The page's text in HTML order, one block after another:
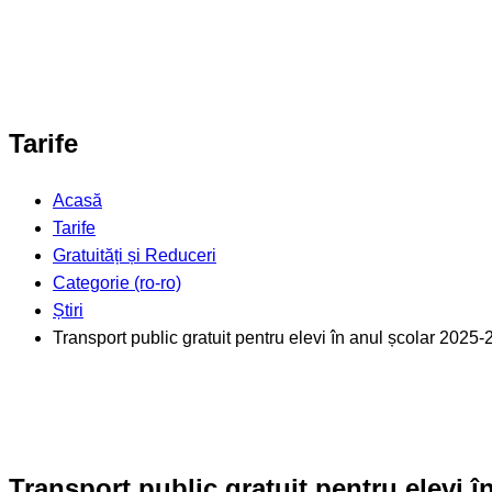
Tarife
Acasă
Tarife
Gratuități și Reduceri
Categorie (ro-ro)
Știri
Transport public gratuit pentru elevi în anul școlar 2025-